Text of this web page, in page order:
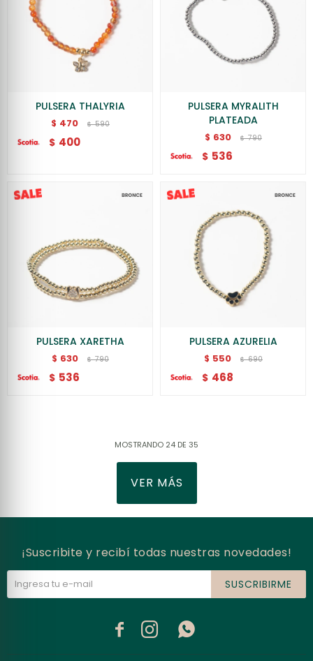
PULSERA THALYRIA
$ 470 $ 590
$ 400
PULSERA MYRALITH
PLATEADA
$ 630 $ 790
$ 536
PULSERA XARETHA
$ 630 $ 790
$ 536
PULSERA AZURELIA
$ 550 $ 690
$ 468
MOSTRANDO 24 DE 35
VER MÁS
¡Suscribite y recibí todas nuestras novedades!
SUSCRIBIRME
  